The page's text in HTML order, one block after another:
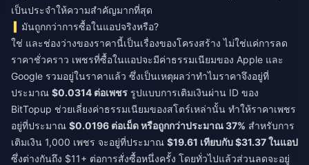
เป็นประจำให้ความสำคัญมากที่สุด
มันถูกกว่าการซื้อในแอปจริงหรือ?
ใช่ และช่องว่างของราคานี้เป็นเรื่องของโครงสร้าง ไม่ใช่แค่การลด
ราคาชั่วคราว เพชรที่ซื้อในแอปจะมีค่าธรรมเนียมของ Apple และ
Google รวมอยู่ในราคาแล้ว ซึ่งเป็นเหตุผลว่าทำไมราคาจึงอยู่ที่
ประมาณ $0.0314 ต่อเพชร รูปแบบการเติมเงินผ่าน ID ของ
BitTopup ช่วยเลี่ยงค่าธรรมเนียมของสโตร์เหล่านั้น ทำให้ราคาเพชร
อยู่ที่ประมาณ $0.0196 ต่อเม็ด หรือถูกกว่าประมาณ 37% สำหรับการ
เติมเงิน 1,000 เพชร จะอยู่ที่ประมาณ $19.61 เทียบกับ $31.37 ในแอป
ซึ่งต่างกันถึง $11+ ต่อการสั่งซื้อหนึ่งครั้ง โดยทั่วไปแล้วส่วนลดจะอยู่